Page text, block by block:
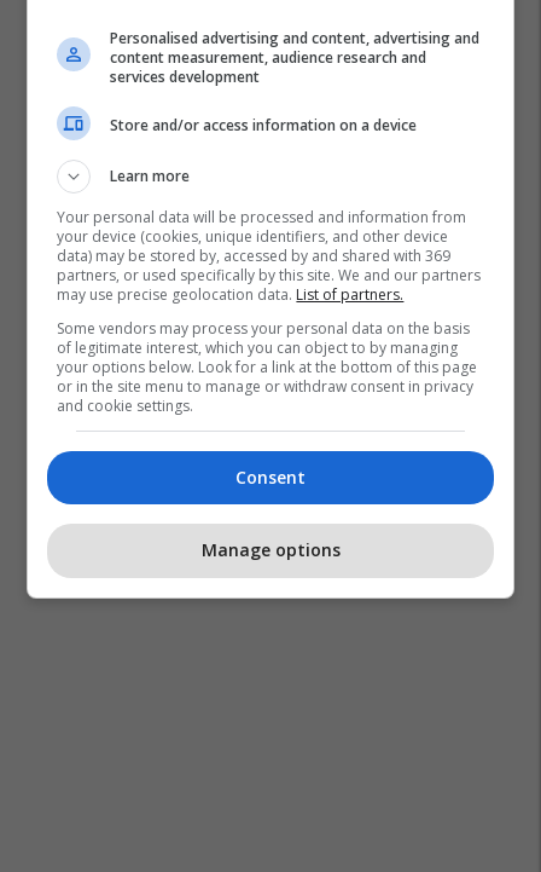
Personalised advertising and content, advertising and
content measurement, audience research and
services development
Store and/or access information on a device
Learn more
Your personal data will be processed and information from
your device (cookies, unique identifiers, and other device
data) may be stored by, accessed by and shared with 369
partners, or used specifically by this site. We and our partners
may use precise geolocation data. List of partners.
Some vendors may process your personal data on the basis
of legitimate interest, which you can object to by managing
your options below. Look for a link at the bottom of this page
or in the site menu to manage or withdraw consent in privacy
and cookie settings.
Consent
Manage options